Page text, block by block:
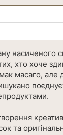
насиченого
хто хоче
масаго, але
та